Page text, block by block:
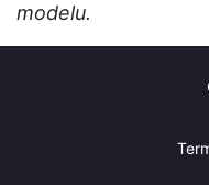
modelu.